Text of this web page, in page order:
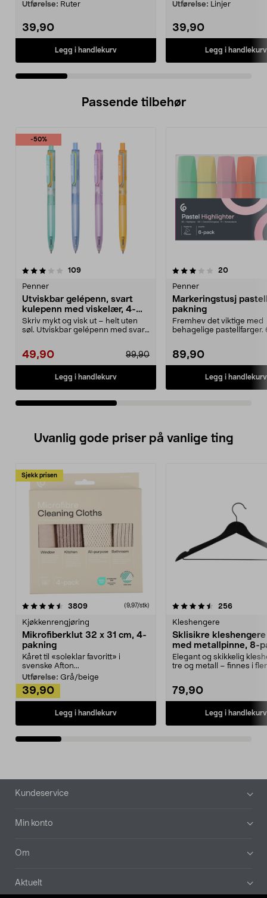
Utførelse: Ruter
39,90
Legg i handlekurv
Utførelse: Linjer
39,90
Legg i handlekurv
Passende tilbehør
-50%
109anmeldelser
Penner
Utviskbar gelépenn, svart
kulepenn med viskelær, 4-
pakning
Skriv mykt og visk ut – helt uten
søl. Utviskbar gelépenn med svart
99,90
49,90
Legg i handlekurv
3.5av 5 stjerner 20
Penner
Markeringstusj
pakning
Fremhev det viktige med
behagelige pastellfarger.
89,90
Legg i handlekurv
4.5av 5 stjerner
Uvanlig gode priser på vanlige ting
Sjekk prisen
3809anmeldelser(9,97/stk)
Kjøkkenrengjøring
Mikrofiberklut 32 x 31 cm, 4-
pakning
Kåret til «soleklar favoritt» i
svenske Afton...
Utførelse: Grå/beige
39,90
Legg i handlekurv
4.5av 5 stjerner 256
Kleshengere
Sklisikre
med metallpinne, 8-
Elegant og skikkelig
tre og metall – finnes i
79,90
Legg i handlekurv
4.5av 5 stjerner
Bunntekst
Kundeservice
Min konto
Om
Aktuelt